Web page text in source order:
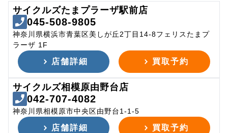
サイクルズたまプラーザ駅前店
045-508-9805
神奈川県横浜市青葉区美しが丘2丁目14-8フェリスたまプ
ラーザ 1F
店舗詳細 買取予約
サイクルズ相模原由野台店
042-707-4082
神奈川県相模原市中央区由野台1-1-5
店舗詳細 買取予約